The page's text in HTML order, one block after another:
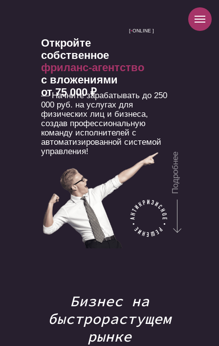
Откройте
собственное
фриланс-агентство
с вложениями
от 75 000 ₽
Подробнее
— Начните зарабатывать до 250
000 руб. на услугах для
физических лиц и бизнеса,
создав профессиональную
команду исполнителей с
автоматизированной системой
управления!
[•ONLINE ]
Бизнес на
быстрорастущем
рынке